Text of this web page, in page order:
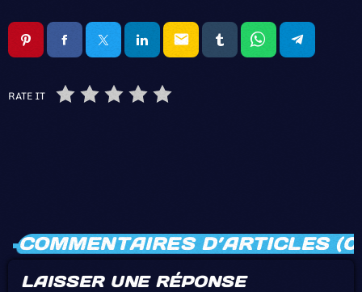
email
RATE IT
COMMENTAIRES D’ARTICLES
LAISSER UNE RÉPONSE